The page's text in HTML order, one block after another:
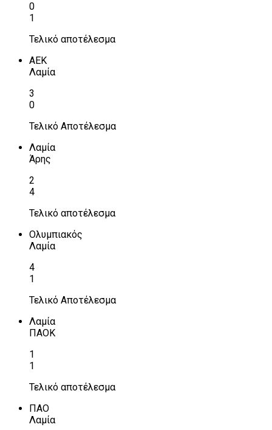
0
1
Τελικό αποτέλεσμα
ΑΕΚ
Λαμία
3
0
Τελικό Αποτέλεσμα
Λαμία
Άρης
2
4
Τελικό αποτέλεσμα
Ολυμπιακός
Λαμία
4
1
Τελικό Αποτέλεσμα
Λαμία
ΠΑΟΚ
1
1
Τελικό αποτέλεσμα
ΠΑΟ
Λαμία